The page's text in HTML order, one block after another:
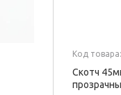
Код
Скотч